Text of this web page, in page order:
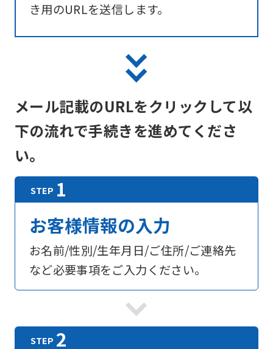
き用のURLを送信します。
メール記載のURLをクリックして以
下の流れで手続きを進めてくださ
い。
お客様情報の入力
お名前/性別/生年月日/ご住所/ご連絡先
など必要事項をご入力ください。